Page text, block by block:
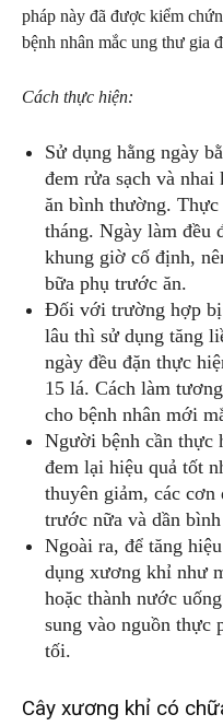
pháp này đã được kiểm
bệnh nhân mắc ung thư gia
Cách thực hiện:
Sử dụng hằng ngày
đem rửa sạch và
ăn bình thường.
tháng. Ngày làm đều
khung giờ cố định,
bữa phụ trước ăn.
Đối với trường hợp bị
lâu thì sử dụng tăng
ngày đều đặn thực
15 lá. Cách làm
cho bệnh nhân mới
Người bệnh cần thực
đem lại hiệu quả tốt
thuyên giảm, các cơn
trước nữa và dần
Ngoài ra, để tăng
dụng xương khỉ như
hoặc thành nước
sung vào nguồn thực
tối.
Cây xương khỉ có